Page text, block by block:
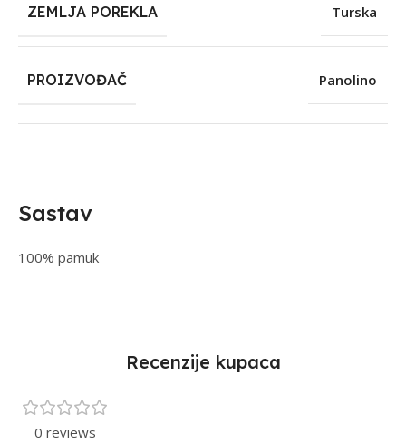
ZEMLJA POREKLA Turska
PROIZVOĐAČ Panolino
Sastav
100% pamuk
Recenzije kupaca
0 reviews